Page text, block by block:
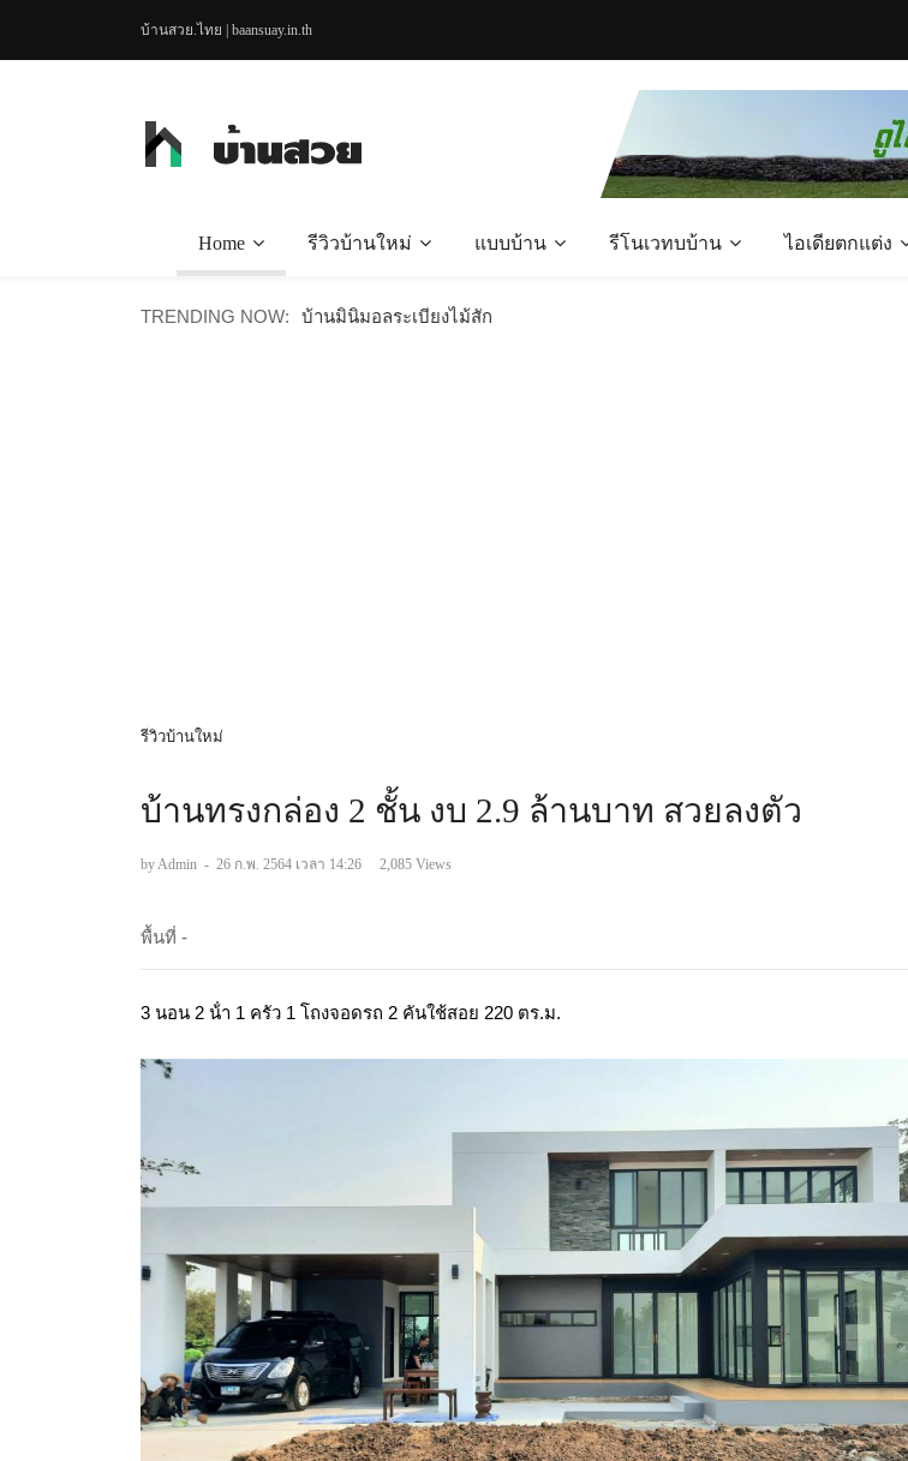
บ้านสวย.ไทย | baansuay.in.th
Home รีวิวบ้านใหม่ แบบบ้าน รีโนเวทบบ้าน ไอเดียตกแต่ง
TRENDING NOW: บ้านเดี๋ยวเรียบง่าย สะอาดตา ขนาด 2 ห้องนอน
รีวิวบ้านใหม่
บ้านทรงกล่อง 2 ชั้น งบ 2.9 ล้านบาท สวยลงตัว
by Admin - 26 ก.พ. 2564 เวลา 14:26 2,085 Views
พื้นที่ -
3 นอน ​2 ​น​้​ำ​ 1 ​ครัว​ 1 ​โถง​จอด​รถ ​2 ​คัน​ใช้สอย ​220​ ตร.ม​.